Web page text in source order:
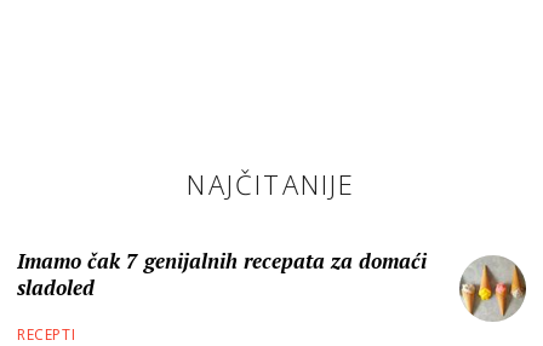
NAJČITANIJE
Imamo čak 7 genijalnih recepata za domaći
sladoled
RECEPTI